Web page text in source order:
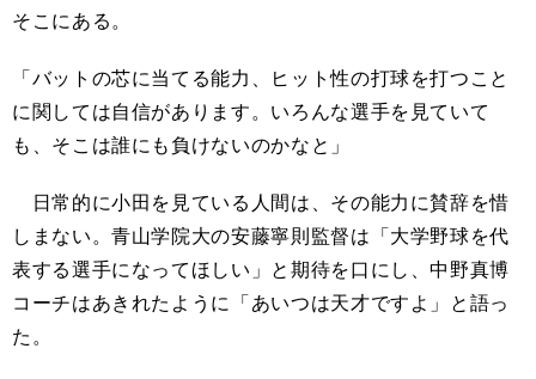
そこにある。
「バットの芯に当てる能力、ヒット性の打球を打つこと
に関しては自信があります。いろんな選手を見ていて
も、そこは誰にも負けないのかなと」
日常的に小田を見ている人間は、その能力に賛辞を惜
しまない。青山学院大の安藤寧則監督は「大学野球を代
表する選手になってほしい」と期待を口にし、中野真博
コーチはあきれたように「あいつは天才ですよ」と語っ
た。